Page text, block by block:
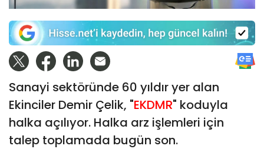
Sanayi sektöründe 60 yıldır yer alan
Ekinciler Demir Çelik, "EKDMR" koduyla
halka açılıyor. Halka arz işlemleri için
talep toplamada bugün son.